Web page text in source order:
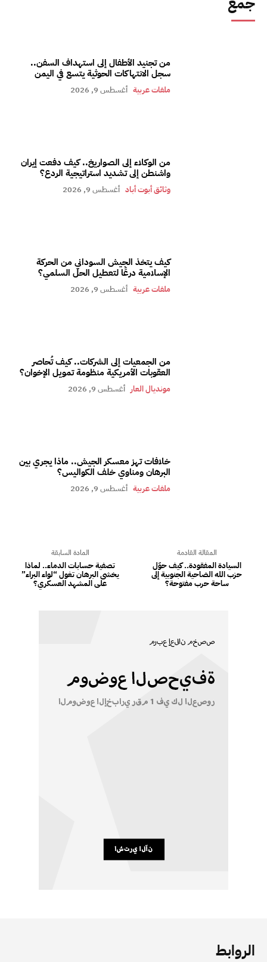
من تجنيد الأطفال إلى استهداف السفن..
سجل الانتهاكات الحوثية يتسع في اليمن
ملفات عربية أغسطس 9, 2026
من الوكلاء إلى الصواريخ.. كيف دفعت إيران
واشنطن إلى تشديد استراتيجية الردع؟
وثائق أبوت أباد أغسطس 9, 2026
كيف يتخذ الجيش السوداني من الحركة
الإسلامية درعًا لتعطيل الحل السلمي؟
ملفات عربية أغسطس 9, 2026
من الجمعيات إلى الشركات.. كيف تُحاصر
العقوبات الأمريكية منظومة تمويل الإخوان؟
مونديال العار أغسطس 9, 2026
خلافات تهز معسكر الجيش.. ماذا يجري بين
البرهان ومناوي خلف الكواليس؟
ملفات عربية أغسطس 9, 2026
المادة السابقة
تصفية حسابات الدماء.. لماذا
يخشى البرهان تغول “لواء البراء”
على المشهد العسكري؟
المقالة القادمة
السيادة المفقودة.. كيف حوّل
حزب الله الضاحية الجنوبية إلى
ساحة حرب مفتوحة؟
الروابط